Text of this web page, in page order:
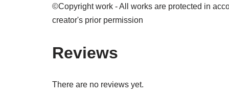
©Copyright work - All works are protected in
creator's prior permission
Reviews
There are no reviews yet.